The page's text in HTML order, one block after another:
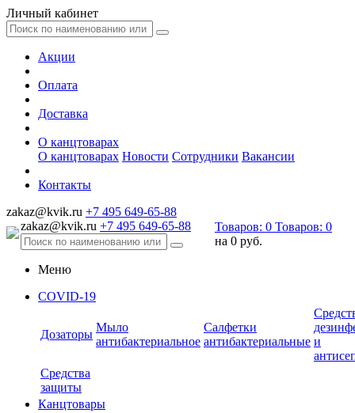
Личный кабинет
Акции
Оплата
Доставка
О канцтоварах
О канцтоварах Новости Сотрудники Вакансии
Контакты
zakaz@kvik.ru +7 495 649-65-88
zakaz@kvik.ru +7 495 649-65-88 Товаров: 0 Товаров: 0
на 0 руб.
Меню
COVID-19
Дозаторы
Мыло
антибактериальное
Салфетки
антибактериальные и
Средства
защиты
Канцтовары